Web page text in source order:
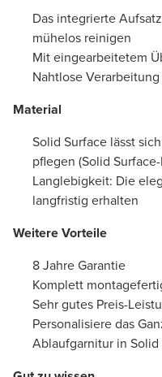
Das integrierte
mühelos reinigen
Mit eingearbeitetem
Nahtlose Verarbeitung
Material
Solid Surface lässt
pflegen (Solid
Langlebigkeit: Die
langfristig erhalten
Weitere Vorteile
8 Jahre Garantie
Komplett
Sehr gutes Preis-
Personalisiere das
Ablaufgarnitur in Solid